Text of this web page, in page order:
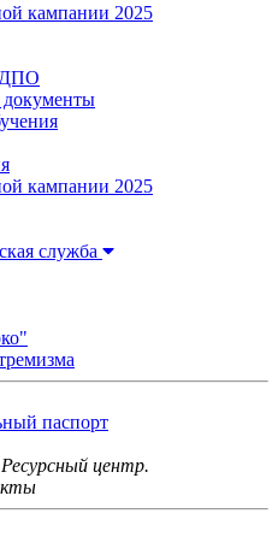
кампании 2025
ДПО
документы
кампании 2025
служба
паспорт
центр.